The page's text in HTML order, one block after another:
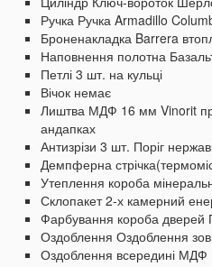
Ручка Ручка Armadillo
Броненакладка Barrera
Наповнення полотна
Петлі 3 шт. на кульці
Вічок немає
Лиштва МДФ 16 мм Vinorit
андапках
Антизрізи 3 шт. Поріг
Демпферна
Утеплення короба
Склопакет 2-х камерний
Фарбування короба дверей
Оздоблення Оздоблення
Оздоблення всередині